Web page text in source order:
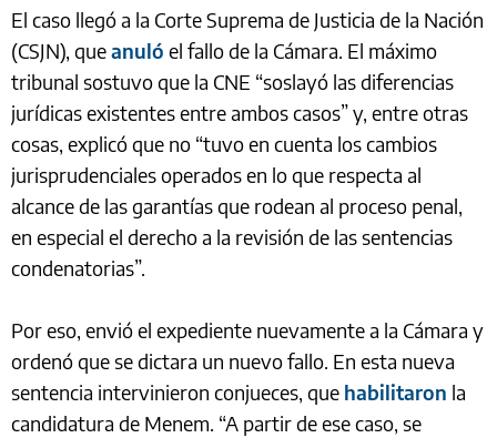
El caso llegó a la Corte Suprema de Justicia de la Nación
(CSJN), queanuló el fallo de la Cámara. El máximo
tribunal sostuvo que la CNE “soslayó las diferencias
jurídicas existentes entre ambos casos” y, entre otras
cosas, explicó que no “tuvo en cuenta los cambios
jurisprudenciales operados en lo que respecta al
alcance de las garantías que rodean al proceso penal,
en especial el derecho a la revisión de las sentencias
condenatorias”.
Por eso, envió el expediente nuevamente a la Cámara y
ordenó que se dictara un nuevo fallo. En esta nueva
sentencia intervinieron conjueces, que habilitaron la
candidatura de Menem. “A partir de ese caso, se